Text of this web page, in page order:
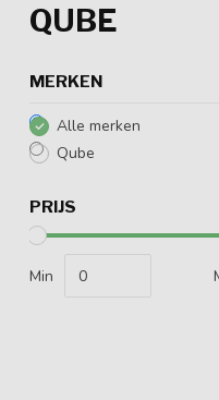
QUBE
MERKEN
Alle merken
Qube
PRIJS
Min